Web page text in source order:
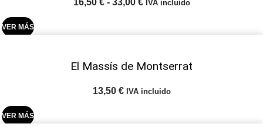
16,50 € - 33,00 €
desde
hasta
33,00 €
IVA incluido
VER MÁS
El Massís de Montserrat
13,50 € IVA incluido
VER MÁS